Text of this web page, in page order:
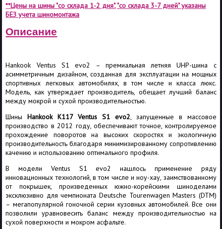
**Цены на шины "со склада 1-2 дня", "со склада 3-7 дней" указаны
БЕЗ учета шиномонтажа
Описание
Hankook Ventus S1 evo2 – премиальная летняя UHP-шина с
асимметричным дизайном, созданная для эксплуатации на мощных
спортивных легковых автомобилях, в том числе и класса люкс.
Модель, как утверждает производитель, обещает лучший баланс
между мокрой и сухой производительностью.
ШиныHankook K117 Ventus S1 evo2, запущенные в массовое
производство в 2012 году, обеспечивают точное, контролируемое
прохождение поворотов на высоких скоростях и экологичную
производительность благодаря минимизированному сопротивлению
качению и использованию оптимального профиля.
В модели Ventus S1 evo2 нашлось применение ряду
инновационных технологий, в том числе и ноу-хау, заимствованному
от покрышек, произведенных южно-корейскими шиноделами
эксклюзивно для чемпионата Deutsche Tourenwagen Masters (DTM)
– мегапопулярной гоночной серии кузовных автомобилей. Все они
позволили уравновесить баланс между производительностью на
сухой поверхности и мокром асфальте.